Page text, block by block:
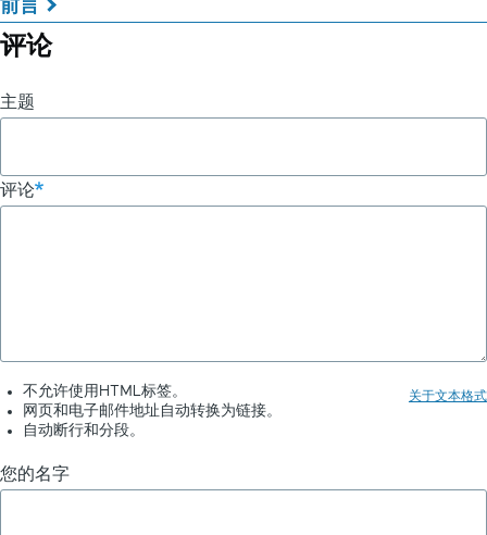
书
遍
链
战
宝
典》
前言
评论
主题
评论
关于文本格式
不允许使用HTML标签。
网页和电子邮件地址自动转换为链接。
自动断行和分段。
您的名字